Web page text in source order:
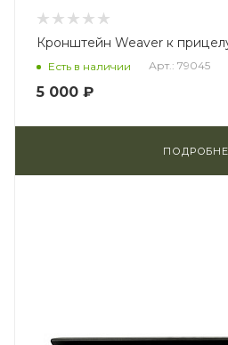
Кронштейн Weaver к
Есть в наличии Арт.: 79045
5 000 ₽